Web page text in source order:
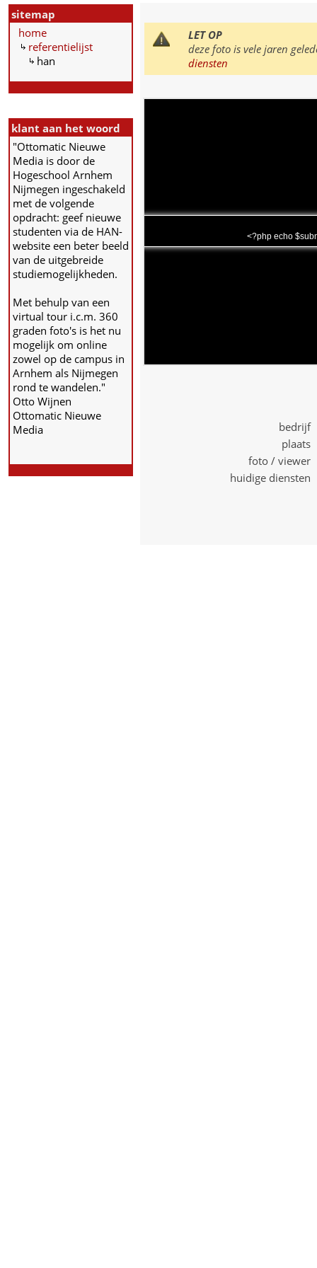
sitemap
home
referentielijst
han
klant aan het woord
"Ottomatic Nieuwe
Media is door de
Hogeschool Arnhem
Nijmegen ingeschakeld
met de volgende
opdracht: geef nieuwe
studenten via de HAN-
website een beter beeld
van de uitgebreide
studiemogelijkheden.
Met behulp van een
virtual tour i.c.m. 360
graden foto's is het nu
mogelijk om online
zowel op de campus in
Arnhem als Nijmegen
rond te wandelen."
Otto Wijnen
Ottomatic Nieuwe
Media
LET OP
deze foto is vele jaren
diensten
<?php echo
foto /
huidige